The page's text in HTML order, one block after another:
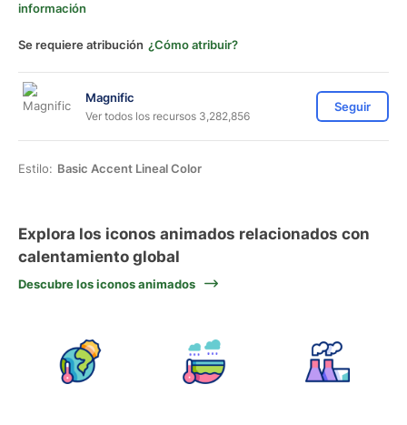
información
Se requiere atribución ¿Cómo atribuir?
Magnific
Ver todos los recursos 3,282,856
Seguir
Estilo: Basic Accent Lineal Color
Explora los iconos animados relacionados con
calentamiento global
Descubre los iconos animados